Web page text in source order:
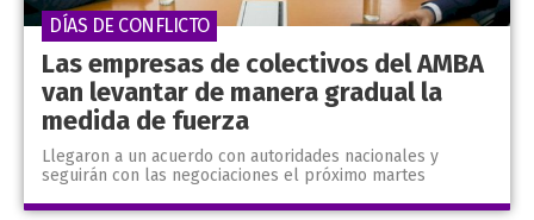
Las empresas de colectivos del AMBA
van levantar de manera gradual la
medida de fuerza
Llegaron a un acuerdo con autoridades nacionales y
seguirán con las negociaciones el próximo martes
DÍAS DE CONFLICTO